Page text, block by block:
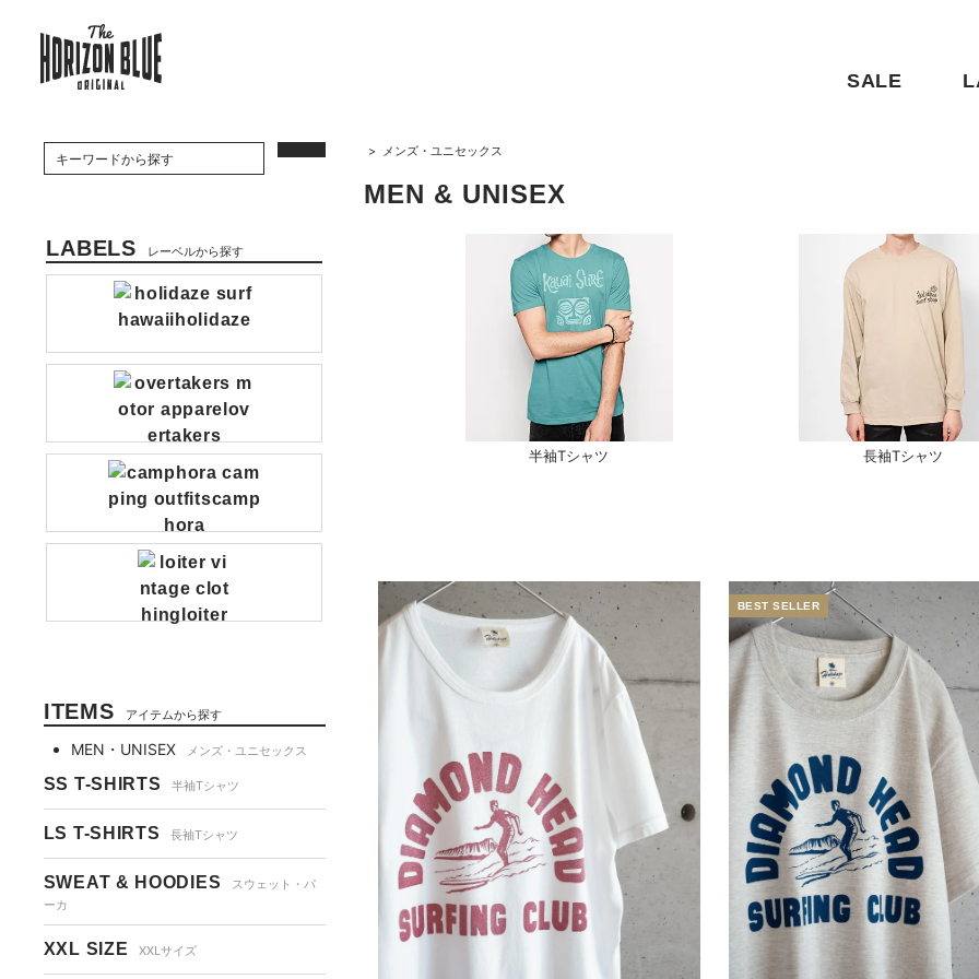
SALE
> メンズ・ユニセックス
MEN & UNISEX
半袖Tシャツ 長袖Tシャツ
LABELS レーベルから探す
ITEMS アイテムから探す
MEN・UNISEX メンズ・ユニセックス
SS T-SHIRTS 半袖Tシャツ
LS T-SHIRTS 長袖Tシャツ
SWEAT & HOODIES
スウェット・パ
ーカ
XXL SIZE XXLサイズ